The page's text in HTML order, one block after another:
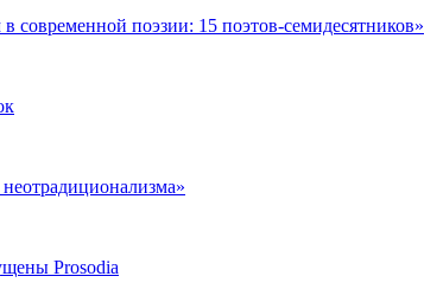
поэзии: 15 поэтов-семидесятников»
Prosodia